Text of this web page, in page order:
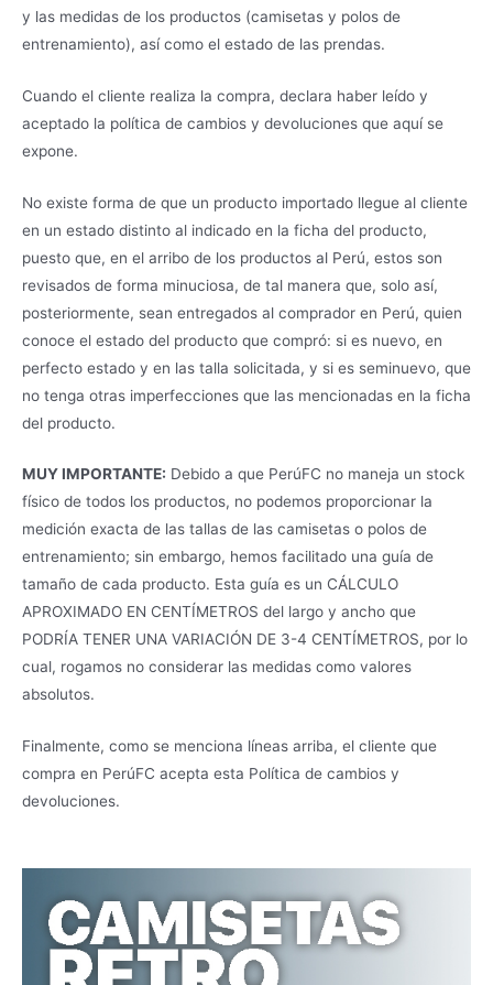
y las medidas de los productos (camisetas y polos de
entrenamiento), así como el estado de las prendas.
Cuando el cliente realiza la compra, declara haber leído y
aceptado la política de cambios y devoluciones que aquí se
expone.
No existe forma de que un producto importado llegue al cliente
en un estado distinto al indicado en la ficha del producto,
puesto que, en el arribo de los productos al Perú, estos son
revisados de forma minuciosa, de tal manera que, solo así,
posteriormente, sean entregados al comprador en Perú, quien
conoce el estado del producto que compró: si es nuevo, en
perfecto estado y en las talla solicitada, y si es seminuevo, que
no tenga otras imperfecciones que las mencionadas en la ficha
del producto.
MUY IMPORTANTE: Debido a que PerúFC no maneja un stock
físico de todos los productos, no podemos proporcionar la
medición exacta de las tallas de las camisetas o polos de
entrenamiento; sin embargo, hemos facilitado una guía de
tamaño de cada producto. Esta guía es un CÁLCULO
APROXIMADO EN CENTÍMETROS del largo y ancho que
PODRÍA TENER UNA VARIACIÓN DE 3-4 CENTÍMETROS, por lo
cual, rogamos no considerar las medidas como valores
absolutos.
Finalmente, como se menciona líneas arriba, el cliente que
compra en PerúFC acepta esta Política de cambios y
devoluciones.